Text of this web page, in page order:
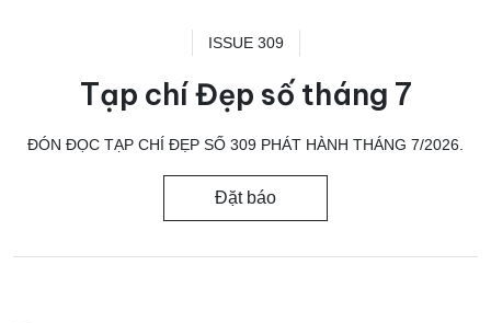
ISSUE 309
Tạp chí Đẹp số tháng 7
ĐÓN ĐỌC TẠP CHÍ ĐẸP SỐ 309 PHÁT HÀNH THÁNG 7/2026.
Đặt báo